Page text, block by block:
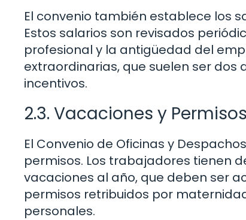
El convenio también establece los
Estos salarios son revisados
profesional y la antigüedad del
extraordinarias, que suelen ser dos
incentivos.
2.3. Vacaciones y Permisos
El Convenio de Oficinas y
permisos. Los trabajadores tienen
vacaciones al año, que deben ser
permisos retribuidos por
personales.